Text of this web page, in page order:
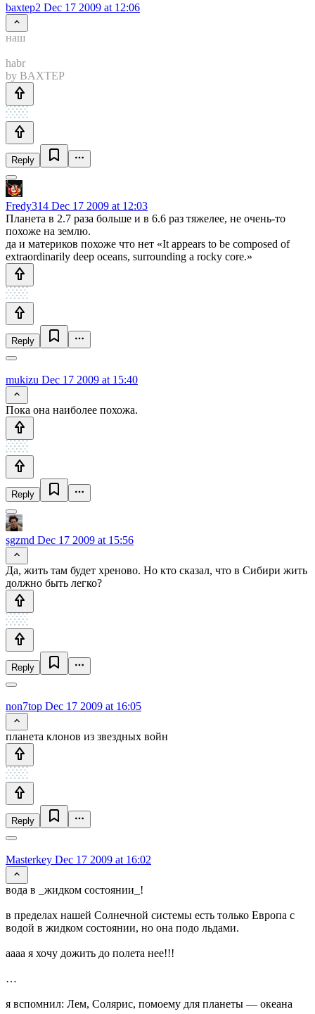
baxtep2 Dec 17 2009 at 12:06
наш
habr
by BAXTEP
Reply
Fredy314 Dec 17 2009 at 12:03
Планета в 2.7 раза больше и в 6.6 раз тяжелее, не очень-то
похоже на землю.
да и материков похоже что нет «It appears to be composed of
extraordinarily deep oceans, surrounding a rocky core.»
Reply
mukizu Dec 17 2009 at 15:40
Пока она наиболее похожа.
Reply
sgzmd Dec 17 2009 at 15:56
Да, жить там будет хреново. Но кто сказал, что в Сибири жить
должно быть легко?
Reply
non7top Dec 17 2009 at 16:05
планета клонов из звездных войн
Reply
Masterkey Dec 17 2009 at 16:02
вода в _жидком состоянии_!
в пределах нашей Солнечной системы есть только Европа с
водой в жидком состоянии, но она подо льдами.
аааа я хочу дожить до полета нее!!!
…
я вспомнил: Лем, Солярис, помоему для планеты — океана